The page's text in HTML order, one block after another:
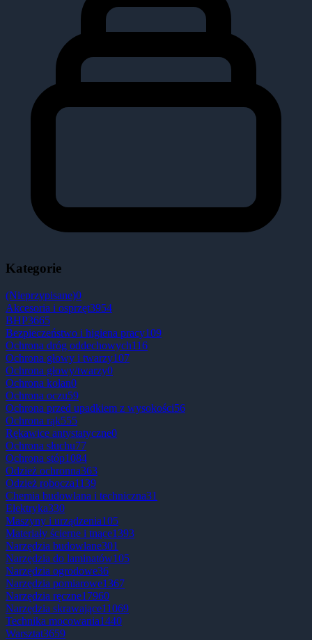
Kategorie
(Nieprzypisane)0
Akcesoria i osprzęt3954
BHP3665
Bezpieczeństwo i higiena pracy109
Ochrona dróg oddechowych116
Ochrona głowy i twarzy107
Ochrona głowy/twarzy0
Ochrona kolan0
Ochrona oczu59
Ochrona przed upadkiem z wysokości56
Ochrona rąk555
Rękawice antystatyczne0
Ochrona słuchu77
Ochrona stóp1084
Odzież ochronna363
Odzież robocza1139
Chemia budowlana i techniczna31
Elektryka330
Maszyny i urządzenia105
Materiały ścierne i tnące1393
Narzędzia budowlane301
Narzędzia do laminatów105
Narzędzia ogrodowe36
Narzędzia pomiarowe1367
Narzędzia ręczne17960
Narzędzia skrawające11069
Technika mocowania1440
Warsztat3659